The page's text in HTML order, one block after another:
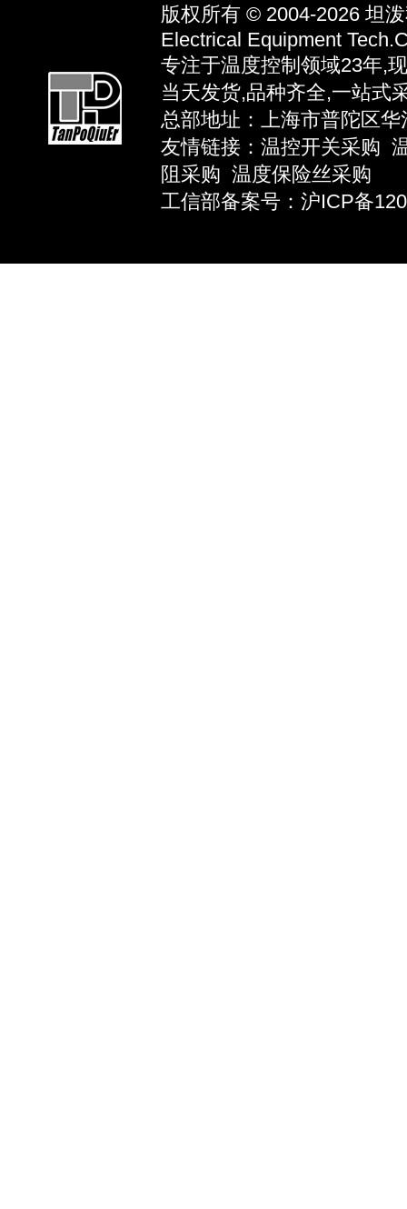
版权所有 © 2004-2026 坦
Electrical Equipment
专注于温度控制领域23年,
当天发货,品种齐全,一站式
总部地址：上海市普陀区
友情链接： 温控开关采购
阻采购 温度保险丝采购
工信部备案号：沪ICP备